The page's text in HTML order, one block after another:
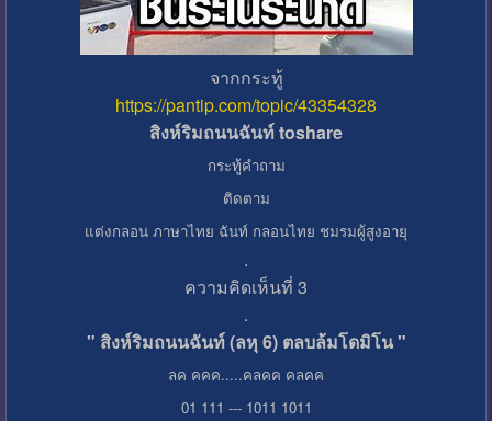
จากกระทู้
https://pantip.com/topic/43354328
สิงห์ริมถนนฉันท์ toshare
กระทู้คำถาม
ติดตาม
แต่งกลอน ภาษาไทย ฉันท์ กลอนไทย ชมรมผู้สูงอายุ
.
ความคิดเห็นที่ 3
.
" สิงห์ริมถนนฉันท์ (ลหุ 6) ตลบล้มโดมิโน "
ลค คคค.....คลคค คลคค
01 111 --- 1011 1011